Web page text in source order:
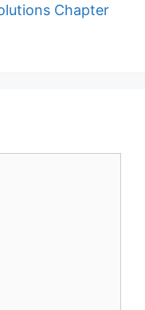
Chapter